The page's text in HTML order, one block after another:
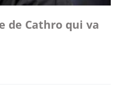
de Cathro qui va